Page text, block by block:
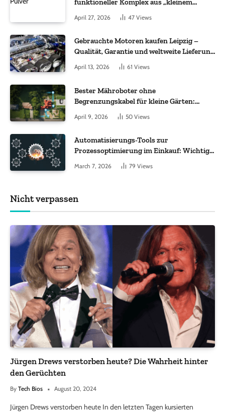
funktioneller Komplex aus „kleinem
Molekül + Metall“
April 27, 2026 47 Views
Gebrauchte Motoren kaufen Leipzig –
Qualität, Garantie und weltweite Lieferung
April 13, 2026 61 Views
Bester Mähroboter ohne
Begrenzungskabel für kleine Gärten:
Worauf es bei 200 bis 500 m² wirklich
ankommt
April 9, 2026 50 Views
Automatisierungs-Tools zur
Prozessoptimierung im Einkauf: Wichtige
Funktionen, auf die Sie achten sollten
March 7, 2026 79 Views
Nicht verpassen
Jürgen Drews verstorben heute? Die Wahrheit hinter
den Gerüchten
By Tech Bios August 20, 2024
Jürgen Drews verstorben heute In den letzten Tagen kursierten